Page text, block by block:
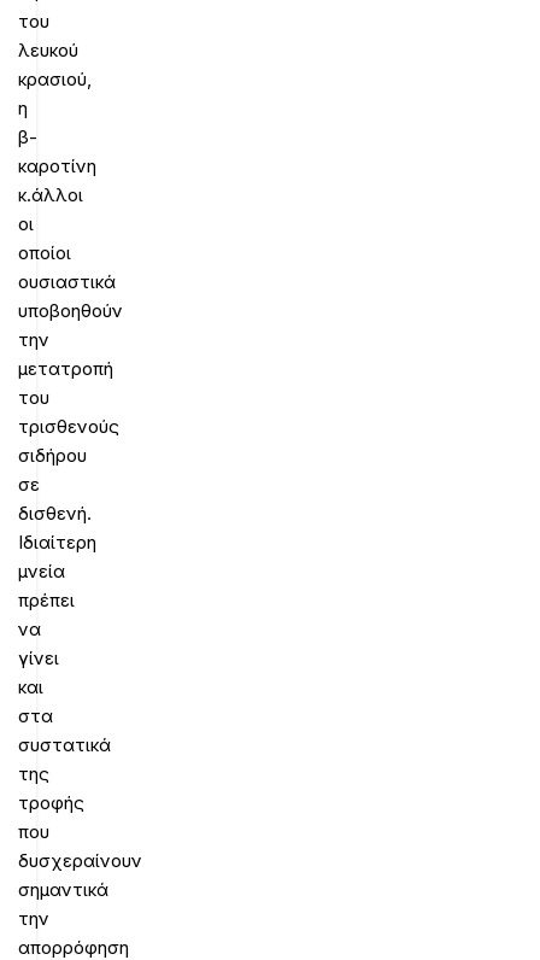
του
λευκού
κρασιού,
η
β-
καροτίνη
κ.άλλοι
οι
οποίοι
ουσιαστικά
υποβοηθούν
την
μετατροπή
του
τρισθενούς
σιδήρου
σε
δισθενή.
Ιδιαίτερη
μνεία
πρέπει
να
γίνει
και
στα
συστατικά
της
τροφής
που
δυσχεραίνουν
σημαντικά
την
απορρόφηση